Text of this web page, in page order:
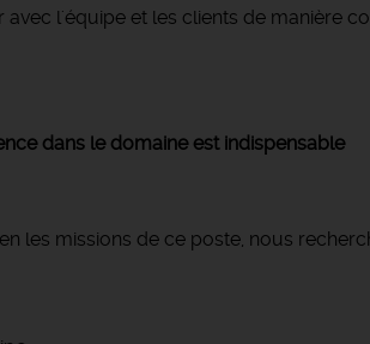
avec l'équipe et les clients de manière
dans le domaine est indispensable
les missions de ce poste, nous